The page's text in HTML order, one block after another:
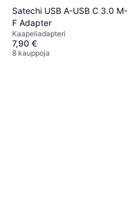
Satechi USB A-USB C 3.0 M-
F Adapter
Kaapeliadapteri
7,90 €
8 kauppoja